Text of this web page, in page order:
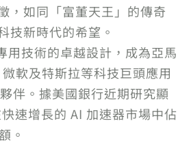
，如同「富董天王」的傳奇
技新時代的希望。
用技術的卓越設計，成為亞馬
軟及特斯拉等科技巨頭應用
伴。據美國銀行近期研究顯
速增長的 AI 加速器市場中佔
。